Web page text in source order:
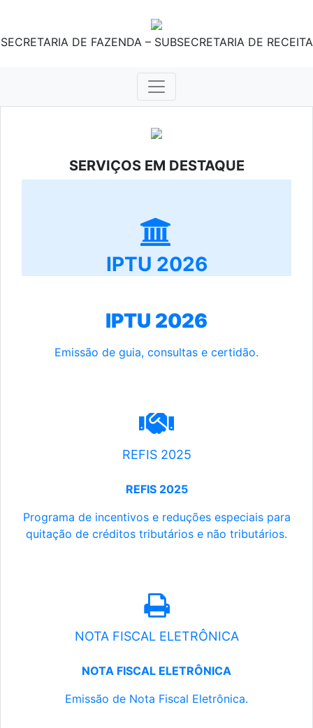
SECRETARIA DE FAZENDA – SUBSECRETARIA DE RECEITA
SERVIÇOS EM DESTAQUE
IPTU 2026
IPTU 2026
Emissão de guia, consultas e certidão.
REFIS 2025
REFIS 2025
Programa de incentivos e reduções especiais para
quitação de créditos tributários e não tributários.
NOTA FISCAL ELETRÔNICA
NOTA FISCAL ELETRÔNICA
Emissão de Nota Fiscal Eletrônica.